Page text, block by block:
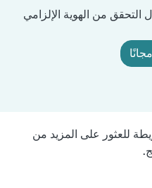
من الهوية الإلزامي
للعثور على المزيد من